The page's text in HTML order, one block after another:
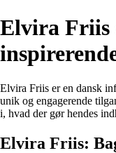
Elvira Friis
Elvira Friis er en dansk
unik og engagerende
i, hvad der gør hendes
Elvira Friis: